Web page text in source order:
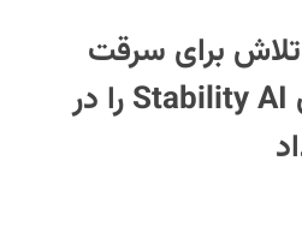
تلاش برای سرقت
داده‌، تمام کارکنان Stability AI را در